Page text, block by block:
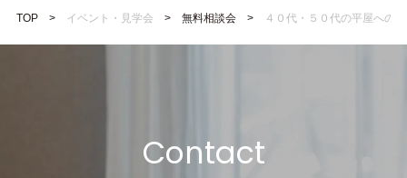
TOP イベント・見学会 無料相談会 ４０代・５０代の平屋への
Contact